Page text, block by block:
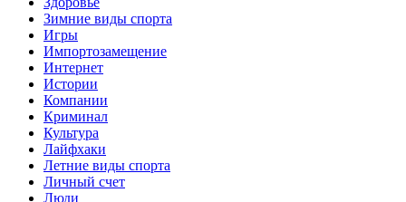
Зимние виды спорта
Игры
Импортозамещение
Интернет
Истории
Компании
Криминал
Культура
Лайфхаки
Летние виды спорта
Личный счет
Люди